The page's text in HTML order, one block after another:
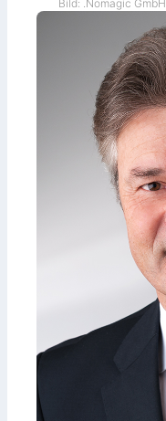
Bild: .Nomagic GmbH